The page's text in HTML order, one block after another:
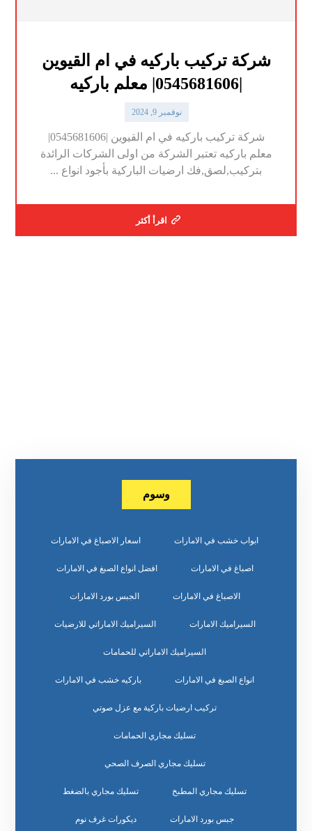
شركة تركيب باركيه في ام القيوين
|0545681606| معلم باركيه
نوفمبر 9, 2024
شركة تركيب باركيه في ام القيوين |0545681606|
معلم باركيه تعتبر الشركة من اولى الشركات الرائدة
بتركيب,لصق,فك ارضيات الباركية بأجود انواع ...
اقرأ أكثر
وسوم
ابواب خشب في الامارات اسعار الاصباغ في الامارات
اصباغ في الامارات افضل انواع الصبغ في الامارات
الاصباغ في الامارات الجبس بورد الامارات
السيراميك الامارات السيراميك الاماراتي للارضيات
السيراميك الاماراتي للحمامات
انواع الصبغ في الامارات باركيه خشب في الامارات
تركيب ارضيات باركية مع عزل صوتي
تسليك مجاري الحمامات
تسليك مجاري الصرف الصحي
تسليك مجاري المطبخ تسليك مجاري بالضغط
جبس بورد الامارات ديكورات غرف نوم